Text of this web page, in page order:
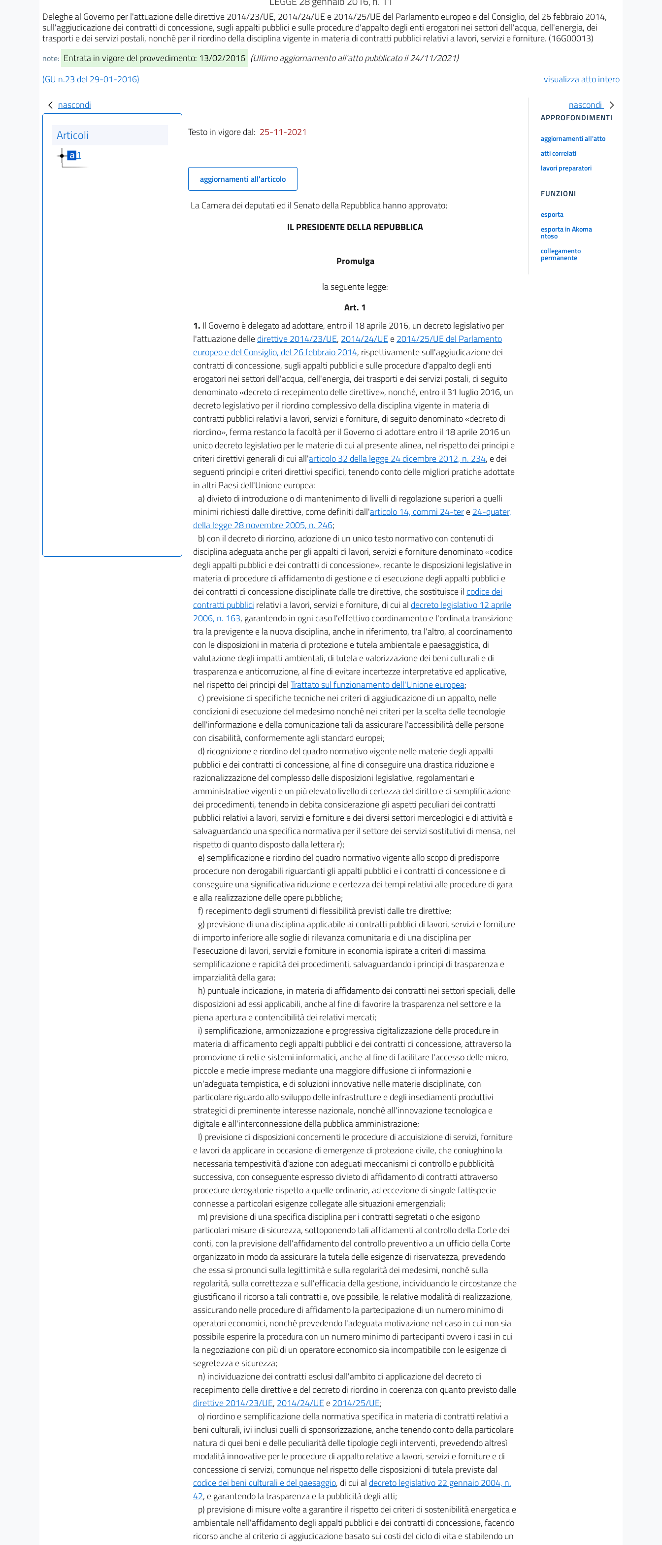
Deleghe al Governo per l'attuazione delle direttive 2014/23/UE, 2014/24/UE e 2014/25/UE del Parlamento europeo e del Consiglio, del 26 febbraio 2014,
sull'aggiudicazione dei contratti di concessione, sugli appalti pubblici e sulle procedure d'appalto degli enti erogatori nei settori dell'acqua, dell'energia, dei
trasporti e dei servizi postali, nonchè per il riordino della disciplina vigente in materia di contratti pubblici relativi a lavori, servizi e forniture. (16G00013)
note: Entrata in vigore del provvedimento: 13/02/2016 (Ultimo aggiornamento all'atto pubblicato il 24/11/2021)
(GU n.23 del 29-01-2016)
visualizza atto intero
nascondi
Articoli
1
Testo in vigore dal: 25-11-2021
aggiornamenti all'articolo
La Camera dei deputati ed il Senato della Repubblica hanno approvato;
IL PRESIDENTE DELLA REPUBBLICA
Promulga
la seguente legge:
Art. 1
1. Il Governo è delegato ad adottare, entro il 18 aprile 2016, un decreto legislativo per
l'attuazione delledirettive 2014/23/UE, 2014/24/UE e2014/25/UE del Parlamento
europeo e del Consiglio, del 26 febbraio 2014, rispettivamente sull'aggiudicazione dei
contratti di concessione, sugli appalti pubblici e sulle procedure d'appalto degli enti
erogatori nei settori dell'acqua, dell'energia, dei trasporti e dei servizi postali, di seguito
denominato «decreto di recepimento delle direttive», nonché, entro il 31 luglio 2016, un
decreto legislativo per il riordino complessivo della disciplina vigente in materia di
contratti pubblici relativi a lavori, servizi e forniture, di seguito denominato «decreto di
riordino», ferma restando la facoltà per il Governo di adottare entro il 18 aprile 2016 un
unico decreto legislativo per le materie di cui al presente alinea, nel rispetto dei principi e
criteri direttivi generali di cui all'articolo 32 della legge 24 dicembre 2012, n. 234, e dei
seguenti principi e criteri direttivi specifici, tenendo conto delle migliori pratiche adottate
in altri Paesi dell'Unione europea:
a) divieto di introduzione o di mantenimento di livelli di regolazione superiori a quelli
minimi richiesti dalle direttive, come definiti dall'articolo 14, commi 24-tere24-quater,
della legge 28 novembre 2005, n. 246;
b) con il decreto di riordino, adozione di un unico testo normativo con contenuti di
disciplina adeguata anche per gli appalti di lavori, servizi e forniture denominato «codice
degli appalti pubblici e dei contratti di concessione», recante le disposizioni legislative in
materia di procedure di affidamento di gestione e di esecuzione degli appalti pubblici e
dei contratti di concessione disciplinate dalle tre direttive, che sostituisce il codice dei
contratti pubblici relativi a lavori, servizi e forniture, di cui al decreto legislativo 12 aprile
2006, n. 163, garantendo in ogni caso l'effettivo coordinamento e l'ordinata transizione
tra la previgente e la nuova disciplina, anche in riferimento, tra l'altro, al coordinamento
con le disposizioni in materia di protezione e tutela ambientale e paesaggistica, di
valutazione degli impatti ambientali, di tutela e valorizzazione dei beni culturali e di
trasparenza e anticorruzione, al fine di evitare incertezze interpretative ed applicative,
nel rispetto dei principi delTrattato sul funzionamento dell'Unione europea;
c) previsione di specifiche tecniche nei criteri di aggiudicazione di un appalto, nelle
condizioni di esecuzione del medesimo nonché nei criteri per la scelta delle tecnologie
dell'informazione e della comunicazione tali da assicurare l'accessibilità delle persone
con disabilità, conformemente agli standard europei;
d) ricognizione e riordino del quadro normativo vigente nelle materie degli appalti
pubblici e dei contratti di concessione, al fine di conseguire una drastica riduzione e
razionalizzazione del complesso delle disposizioni legislative, regolamentari e
amministrative vigenti e un più elevato livello di certezza del diritto e di semplificazione
dei procedimenti, tenendo in debita considerazione gli aspetti peculiari dei contratti
pubblici relativi a lavori, servizi e forniture e dei diversi settori merceologici e di attività e
salvaguardando una specifica normativa per il settore dei servizi sostitutivi di mensa, nel
rispetto di quanto disposto dalla lettera r);
e) semplificazione e riordino del quadro normativo vigente allo scopo di predisporre
procedure non derogabili riguardanti gli appalti pubblici e i contratti di concessione e di
conseguire una significativa riduzione e certezza dei tempi relativi alle procedure di gara
e alla realizzazione delle opere pubbliche;
f) recepimento degli strumenti di flessibilità previsti dalle tre direttive;
g) previsione di una disciplina applicabile ai contratti pubblici di lavori, servizi e forniture
di importo inferiore alle soglie di rilevanza comunitaria e di una disciplina per
l'esecuzione di lavori, servizi e forniture in economia ispirate a criteri di massima
semplificazione e rapidità dei procedimenti, salvaguardando i principi di trasparenza e
imparzialità della gara;
h) puntuale indicazione, in materia di affidamento dei contratti nei settori speciali, delle
disposizioni ad essi applicabili, anche al fine di favorire la trasparenza nel settore e la
piena apertura e contendibilità dei relativi mercati;
i) semplificazione, armonizzazione e progressiva digitalizzazione delle procedure in
materia di affidamento degli appalti pubblici e dei contratti di concessione, attraverso la
promozione di reti e sistemi informatici, anche al fine di facilitare l'accesso delle micro,
piccole e medie imprese mediante una maggiore diffusione di informazioni e
un'adeguata tempistica, e di soluzioni innovative nelle materie disciplinate, con
particolare riguardo allo sviluppo delle infrastrutture e degli insediamenti produttivi
strategici di preminente interesse nazionale, nonché all'innovazione tecnologica e
digitale e all'interconnessione della pubblica amministrazione;
l) previsione di disposizioni concernenti le procedure di acquisizione di servizi, forniture
e lavori da applicare in occasione di emergenze di protezione civile, che coniughino la
necessaria tempestività d'azione con adeguati meccanismi di controllo e pubblicità
successiva, con conseguente espresso divieto di affidamento di contratti attraverso
procedure derogatorie rispetto a quelle ordinarie, ad eccezione di singole fattispecie
connesse a particolari esigenze collegate alle situazioni emergenziali;
m) previsione di una specifica disciplina per i contratti segretati o che esigono
particolari misure di sicurezza, sottoponendo tali affidamenti al controllo della Corte dei
conti, con la previsione dell'affidamento del controllo preventivo a un ufficio della Corte
organizzato in modo da assicurare la tutela delle esigenze di riservatezza, prevedendo
che essa si pronunci sulla legittimità e sulla regolarità dei medesimi, nonché sulla
regolarità, sulla correttezza e sull'efficacia della gestione, individuando le circostanze che
giustificano il ricorso a tali contratti e, ove possibile, le relative modalità di realizzazione,
assicurando nelle procedure di affidamento la partecipazione di un numero minimo di
operatori economici, nonché prevedendo l'adeguata motivazione nel caso in cui non sia
possibile esperire la procedura con un numero minimo di partecipanti ovvero i casi in cui
la negoziazione con più di un operatore economico sia incompatibile con le esigenze di
segretezza e sicurezza;
n) individuazione dei contratti esclusi dall'ambito di applicazione del decreto di
recepimento delle direttive e del decreto di riordino in coerenza con quanto previsto dalle
direttive 2014/23/UE, 2014/24/UE e2014/25/UE;
o) riordino e semplificazione della normativa specifica in materia di contratti relativi a
beni culturali, ivi inclusi quelli di sponsorizzazione, anche tenendo conto della particolare
natura di quei beni e delle peculiarità delle tipologie degli interventi, prevedendo altresì
modalità innovative per le procedure di appalto relative a lavori, servizi e forniture e di
concessione di servizi, comunque nel rispetto delle disposizioni di tutela previste dal
codice dei beni culturali e del paesaggio, di cui al decreto legislativo 22 gennaio 2004, n.
42, e garantendo la trasparenza e la pubblicità degli atti;
p) previsione di misure volte a garantire il rispetto dei criteri di sostenibilità energetica e
ambientale nell'affidamento degli appalti pubblici e dei contratti di concessione, facendo
ricorso anche al criterio di aggiudicazione basato sui costi del ciclo di vita e stabilendo un
nascondi
APPROFONDIMENTI
aggiornamenti all'atto
atti correlati
lavori preparatori
FUNZIONI
esporta
esporta in Akoma
ntoso
collegamento
permanente